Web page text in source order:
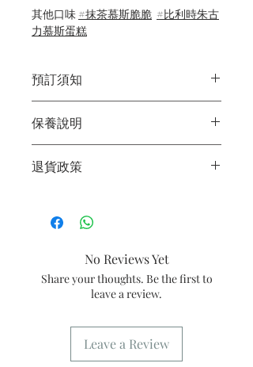
其他口味 #抹茶慕斯脆脆 #比利時朱古
力慕斯蛋糕
預訂須知
定日期取貨請提早10-14天前落單🤗
2/ 下單後24小時內會有專人電郵確認訂
單
3/ 取貨時需要出示確認訊息 或 訂單編
店】。
6/ 送貨訂單：本店只提供營業時間內送
貨。運費請參考常見問題。
保養說明
度。
退貨政策
作，不設退換。
No Reviews Yet
Share your thoughts. Be the first to
leave a review.
Leave a Review